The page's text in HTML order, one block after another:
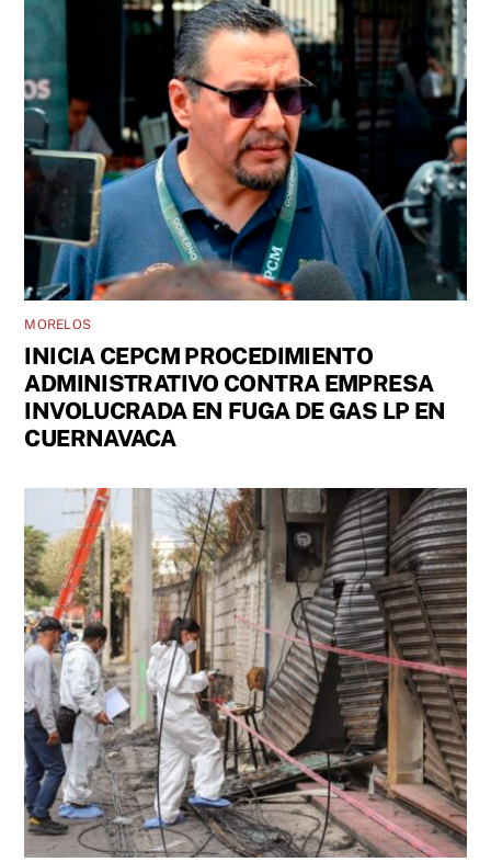
MORELOS
INICIA CEPCM PROCEDIMIENTO
ADMINISTRATIVO CONTRA EMPRESA
INVOLUCRADA EN FUGA DE GAS LP EN
CUERNAVACA